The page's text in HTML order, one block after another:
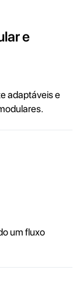
e
adaptáveis e
um fluxo